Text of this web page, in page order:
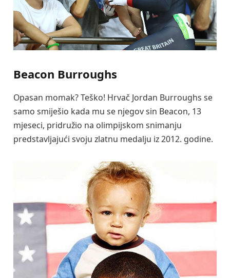
Beacon Burroughs
Opasan momak? Teško! Hrvač Jordan Burroughs se
samo smiješio kada mu se njegov sin Beacon, 13
mjeseci, pridružio na olimpijskom snimanju
predstavljajući svoju zlatnu medalju iz 2012. godine.